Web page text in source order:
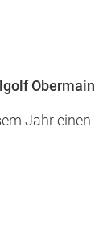
Obermain
Jahr einen